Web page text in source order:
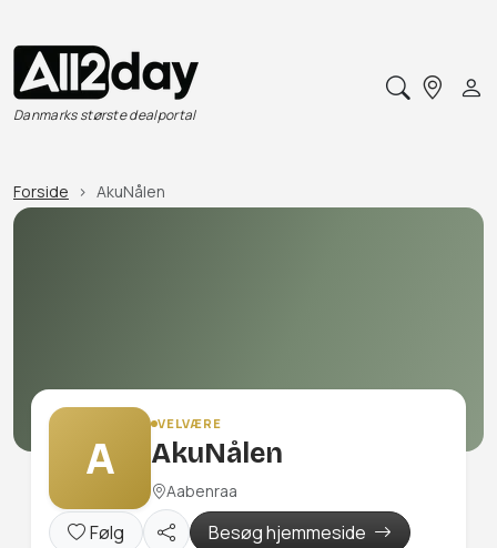
Danmarks største dealportal
Forside AkuNålen
A
VELVÆRE
AkuNålen
Aabenraa
Følg Besøg hjemmeside